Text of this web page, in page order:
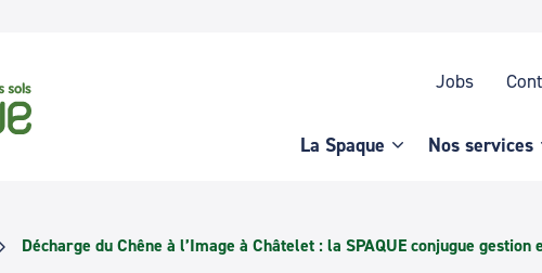
Jobs
La Spaque Nos services
Décharge du Chêne à l’Image à Châtelet : la SPAQUE conjugue